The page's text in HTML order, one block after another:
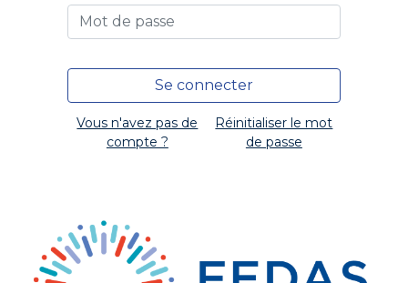
Se connecter
Vous n'avez pas de
compte ?
Réinitialiser le mot
de passe